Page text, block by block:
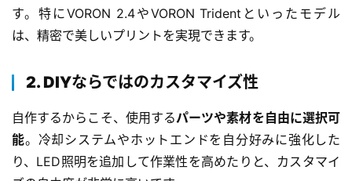
す。特にVORON 2.4やVORON Tridentといったモデル
は、精密で美しいプリントを実現できます。
2. DIYならではのカスタマイズ性
自作するからこそ、使用するパーツや素材を自由に選択可
能。冷却システムやホットエンドを自分好みに強化した
り、LED照明を追加して作業性を高めたりと、カスタマイ